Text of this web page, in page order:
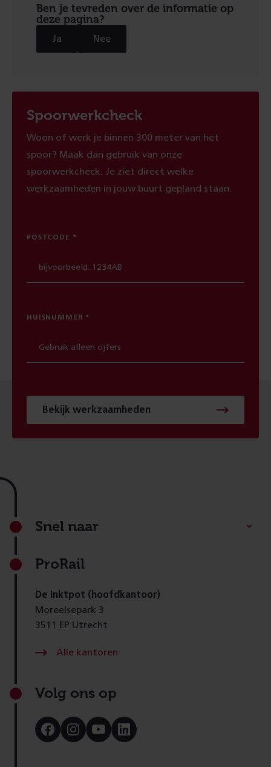
Ben je tevreden over de informatie op
deze pagina?
Ja Nee
Spoorwerkcheck
Woon of werk je binnen 300 meter van het
spoor? Maak dan gebruik van onze
spoorwerkcheck. Je ziet direct welke
werkzaamheden in jouw buurt gepland staan.
POSTCODE
HUISNUMMER
Bekijk werkzaamheden
Footer
Snel naar
ProRail
De Inktpot (hoofdkantoor)
Moreelsepark 3
3511 EP Utrecht
Alle kantoren
Volg ons op
Bezoek
onze
Bezoek
onze
Bezoek
onze
Bezoek
onze